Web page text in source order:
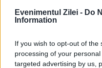
Evenimentul Zilei - Do
Information
If you wish to opt-out of
processing of your
targeted advertising by us,
Lovitură pentru